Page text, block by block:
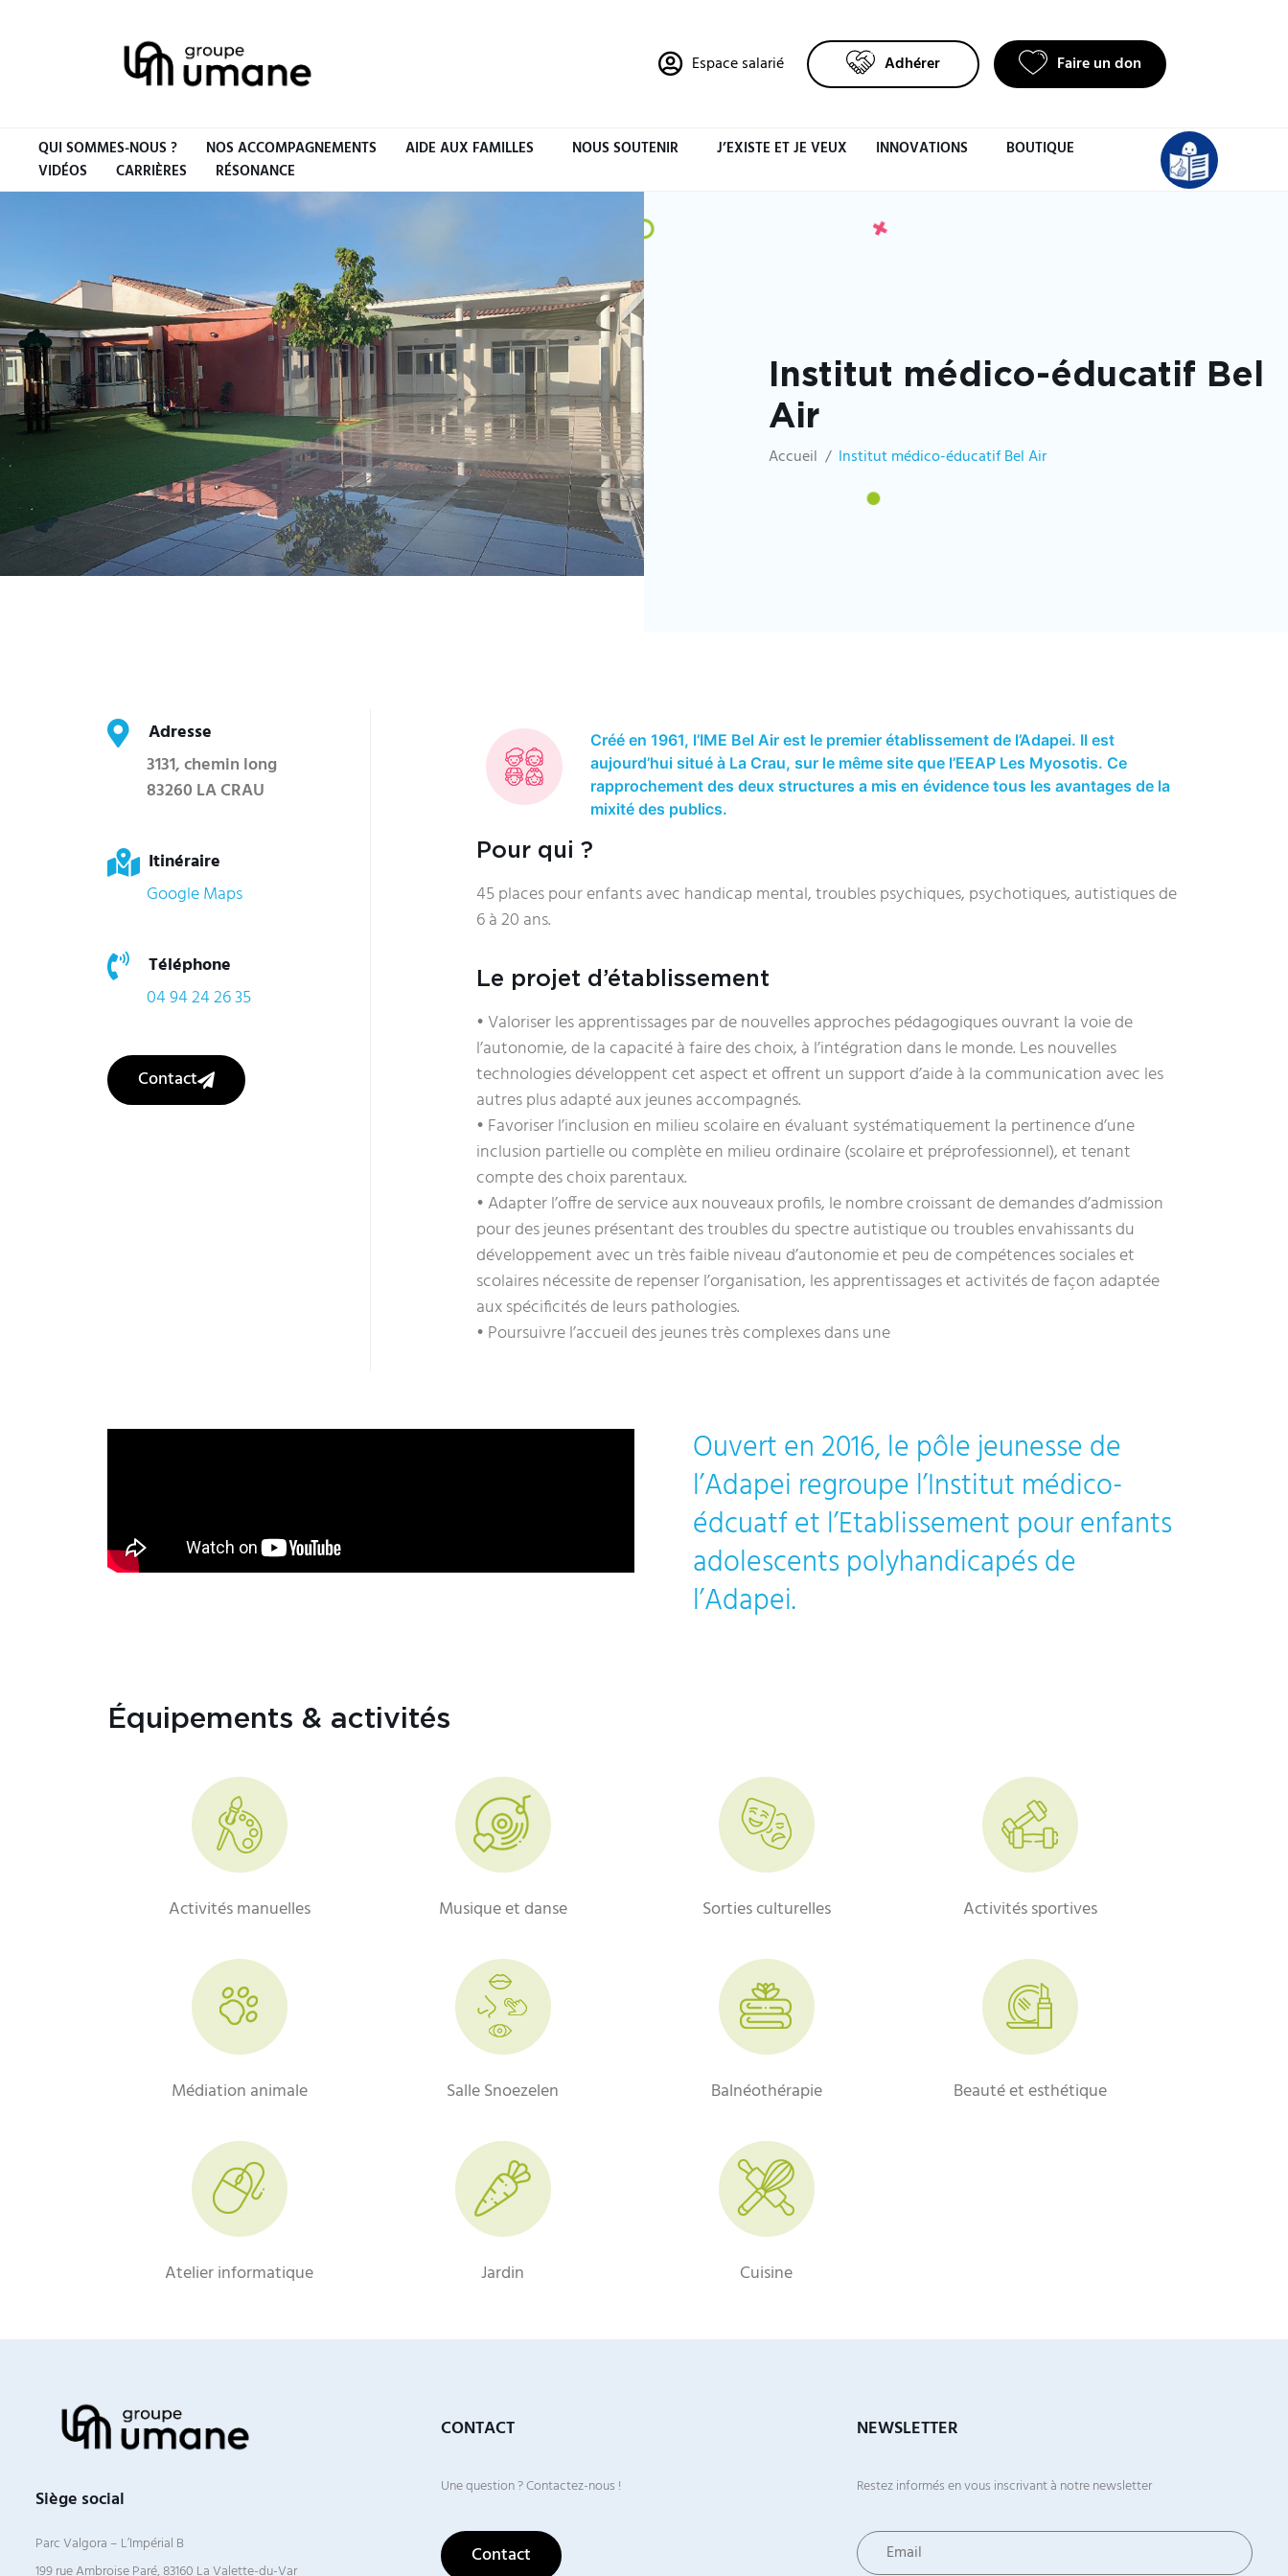
Espace salarié Adhérer Faire un don
QUI SOMMES-NOUS ? NOS ACCOMPAGNEMENTS AIDE AUX FAMILLES NOUS SOUTENIR J’EXISTE ET JE VEUX INNOVATIONS
BOUTIQUE
VIDÉOS
CARRIÈRES RÉSONANCE
Institut médico-éducatif Bel
Air
Accueil Institut médico-éducatif Bel Air
Adresse
3131, chemin long
83260 LA CRAU
Itinéraire
Google Maps
Téléphone
04 94 24 26 35
Contact
Créé en 1961, l’IME Bel Air est le premier établissement de l’Adapei. Il est
aujourd’hui situé à La Crau, sur le même site que l’EEAP Les Myosotis. Ce
rapprochement des deux structures a mis en évidence tous les avantages de la
mixité des publics.
Pour qui ?
45 places pour enfants avec handicap mental, troubles psychiques, psychotiques, autistiques de
6 à 20 ans.
Le projet d’établissement
• Valoriser les apprentissages par de nouvelles approches pédagogiques ouvrant la voie de
l’autonomie, de la capacité à faire des choix, à l’intégration dans le monde. Les nouvelles
technologies développent cet aspect et offrent un support d’aide à la communication avec les
autres plus adapté aux jeunes accompagnés.
• Favoriser l’inclusion en milieu scolaire en évaluant systématiquement la pertinence d’une
inclusion partielle ou complète en milieu ordinaire (scolaire et préprofessionnel), et tenant
compte des choix parentaux.
• Adapter l’offre de service aux nouveaux profils, le nombre croissant de demandes d’admission
pour des jeunes présentant des troubles du spectre autistique ou troubles envahissants du
développement avec un très faible niveau d’autonomie et peu de compétences sociales et
scolaires nécessite de repenser l’organisation, les apprentissages et activités de façon adaptée
aux spécificités de leurs pathologies.
• Poursuivre l’accueil des jeunes très complexes dans une
Ouvert en 2016, le pôle jeunesse de
l’Adapei regroupe l’Institut médico-
édcuatf et l’Etablissement pour enfants
adolescents polyhandicapés de
l’Adapei.
Équipements & activités
Activités manuelles Musique et danse Sorties culturelles Activités sportives
Médiation animale Salle Snoezelen Balnéothérapie Beauté et esthétique
Atelier informatique Jardin Cuisine
Siège social
Parc Valgora – L’Impérial B
CONTACT
Une question ? Contactez-nous !
Contact
NEWSLETTER
Restez informés en vous inscrivant à notre newsletter